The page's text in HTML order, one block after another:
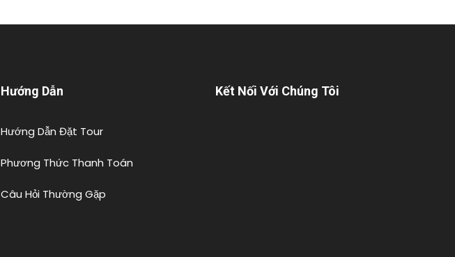
Hướng Dẫn
Hướng Dẫn Đặt Tour
Phương Thức Thanh Toán
Câu Hỏi Thường Gặp
Kết Nối Với Chúng Tôi